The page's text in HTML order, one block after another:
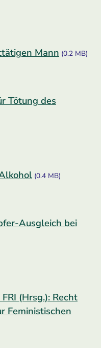
Mann (0.2 MB)
Tötung des
(0.4 MB)
Ausgleich bei
(Hrsg.): Recht
Feministischen